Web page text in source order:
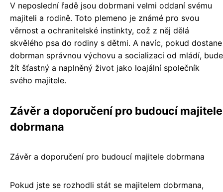
V neposlední řadě jsou dobrmani velmi oddaní svému
majiteli a rodině. Toto plemeno je známé pro svou
věrnost a ochranitelské instinkty, což z něj dělá
skvělého psa do rodiny s dětmi. A navíc, pokud dostane
dobrman správnou výchovu a socializaci od mládí, bude
žít šťastný a naplněný život jako loajální společník
svého majitele.
Závěr a doporučení pro budoucí majitele
dobrmana
Závěr a doporučení pro budoucí majitele dobrmana
Pokud jste se rozhodli stát se majitelem dobrmana,